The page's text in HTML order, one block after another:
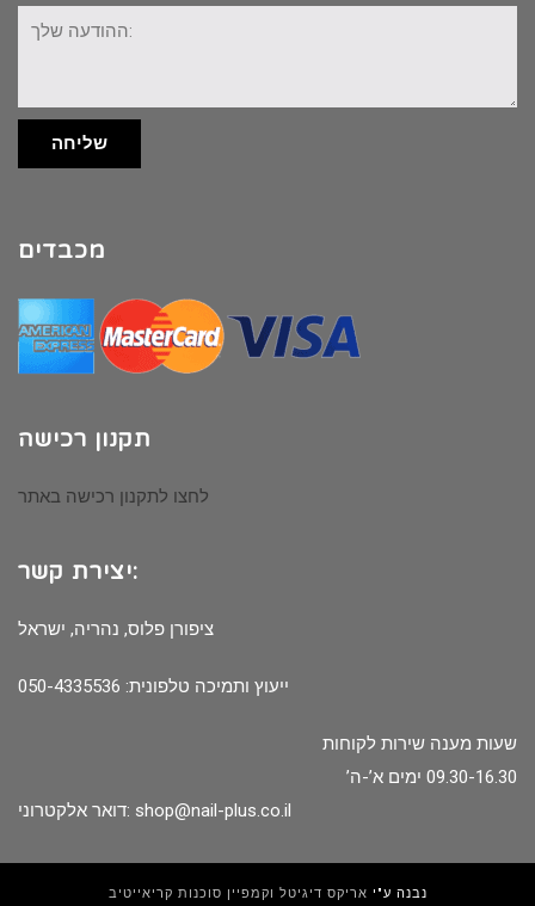
ההודעה
שלך:
שליחה
מכבדים
תקנון רכישה
לחצו לתקנון רכישה באתר
יצירת קשר:
ציפורן פלוס, נהריה, ישראל
ייעוץ ותמיכה טלפונית: 050-4335536
שעות מענה שירות לקוחות
09.30-16.30 ימים א’-ה’
דואר אלקטרוני: shop@nail-plus.co.il
נבנה ע"י אריקס דיגיטל וקמפיין סוכנות קריאייטיב